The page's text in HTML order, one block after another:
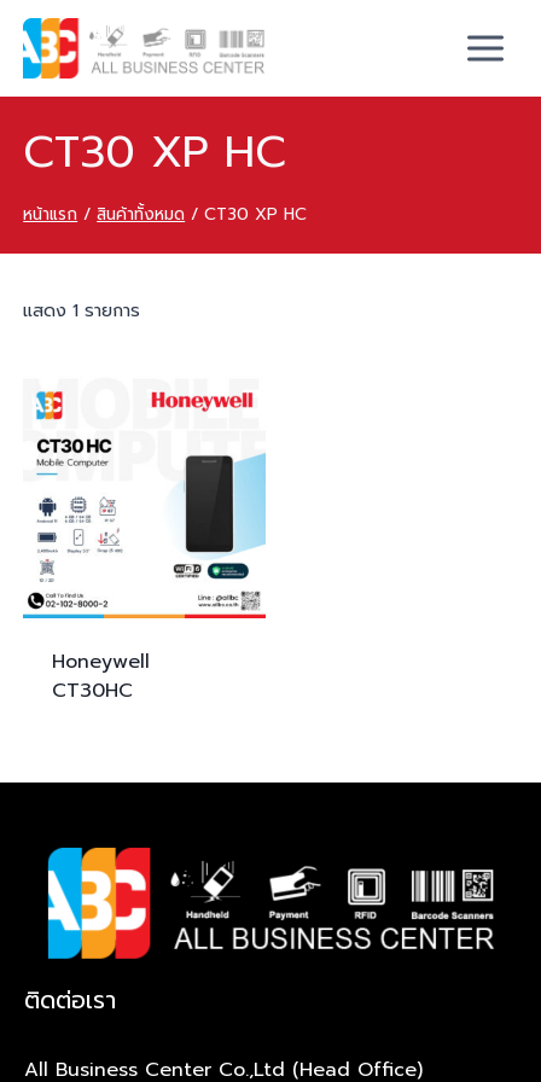
CT30 XP HC
หน้าแรก / สินค้าทั้งหมด / CT30 XP HC
แสดง 1 รายการ
Honeywell
CT30HC
ติดต่อเรา
All Business Center Co.,Ltd (Head Office)